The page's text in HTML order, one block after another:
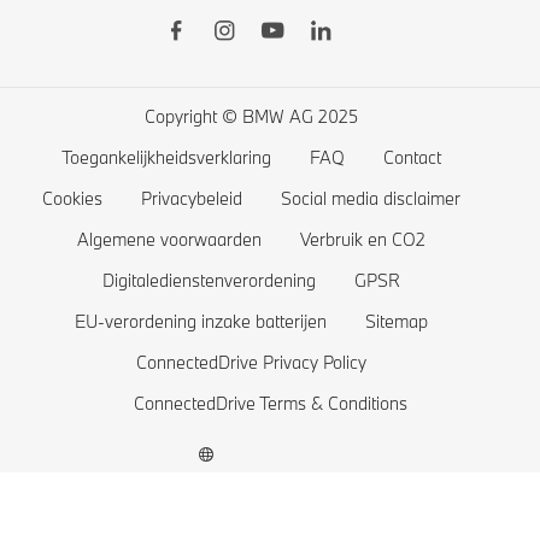
BMW 3 Reeks
BMW 2 Reeks
BMW 1 Reeks
De BMW X1 familie
BMW M Modellen
BMW Elektrische Wagens
Kosten van elektrische wagens
Accu en aandrijftechnologie
Copyright © BMW AG 2025
Toegankelijkheidsverklaring
FAQ
Contact
Cookies
Privacybeleid
Social media disclaimer
Algemene voorwaarden
Verbruik en CO2
Digitaledienstenverordening
GPSR
EU-verordening inzake batterijen
Sitemap
ConnectedDrive Privacy Policy
ConnectedDrive Terms & Conditions